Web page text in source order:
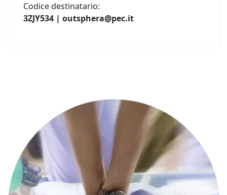
Codice destinatario:
3ZJY534 | outsphera@pec.it